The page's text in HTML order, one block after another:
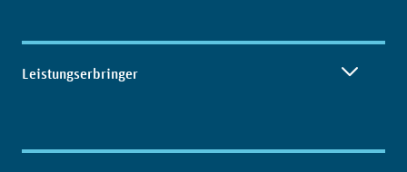
Leistungserbringer